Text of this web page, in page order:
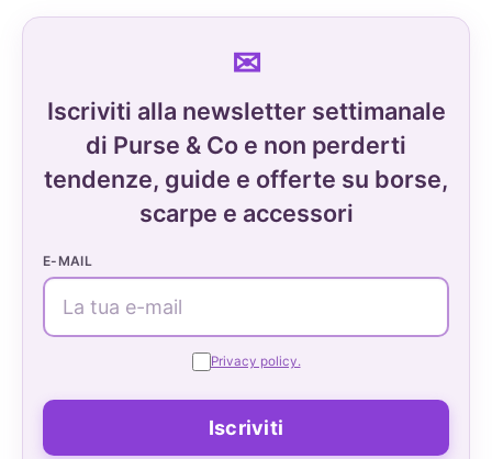
Iscriviti alla newsletter settimanale
di Purse & Co e non perderti
tendenze, guide e offerte su borse,
scarpe e accessori
E-MAIL
Privacy policy.